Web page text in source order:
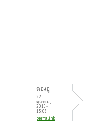
ตองอู
22
ตุลาคม,
2010 -
15:03
permalink